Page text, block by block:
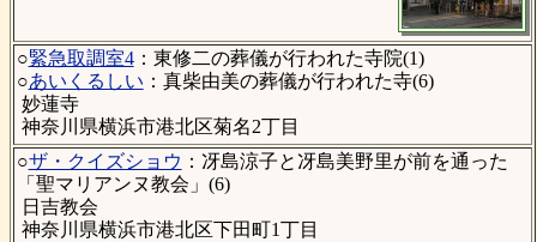
○緊急取調室4：東修二の葬儀が行われた寺院(1)
○あいくるしい ：真柴由美の葬儀が行われた寺(6)
妙蓮寺
神奈川県横浜市港北区菊名2丁目
○ザ・クイズショウ ：冴島涼子と冴島美野里が前を通った
「聖マリアンヌ教会」(6)
日吉教会
神奈川県横浜市港北区下田町1丁目